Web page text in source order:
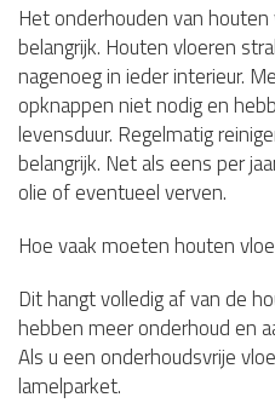
Het onderhouden van
belangrijk. Houten vloeren
nagenoeg in ieder interieur.
opknappen niet nodig en
levensduur. Regelmatig
belangrijk. Net als eens per
olie of eventueel verven.
Hoe vaak moeten houten
Dit hangt volledig af van de
hebben meer onderhoud en
Als u een onderhoudsvrije
lamelparket.